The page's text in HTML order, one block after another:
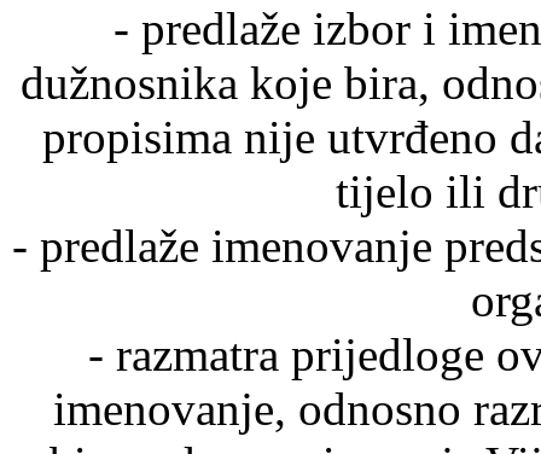
- predlaže izbor i
dužnosnika koje bira,
propisima nije utvrđeno
tijelo ili
- predlaže imenovanje
- razmatra prijedloge
imenovanje, odnosno